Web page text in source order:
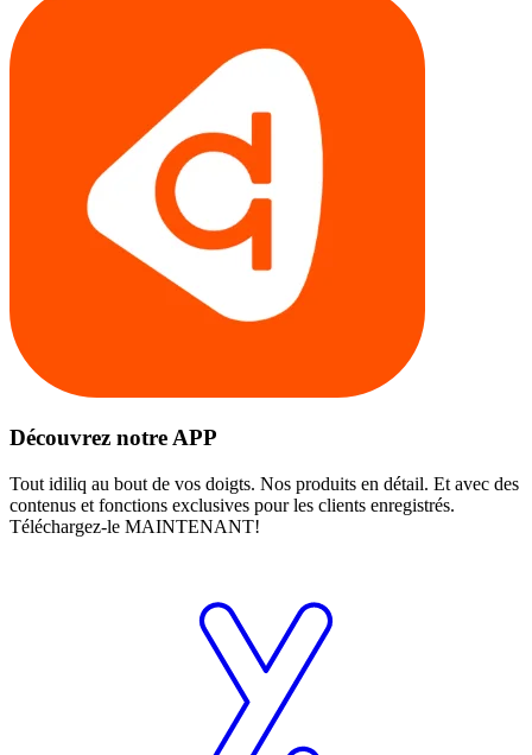
Découvrez notre APP
Tout idiliq au bout de vos doigts. Nos produits en détail. Et avec des
contenus et fonctions exclusives pour les clients enregistrés.
Téléchargez-le MAINTENANT!